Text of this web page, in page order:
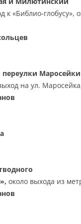
к «Библио-глобусу»,
Маросейки
на ул.
около выхода из